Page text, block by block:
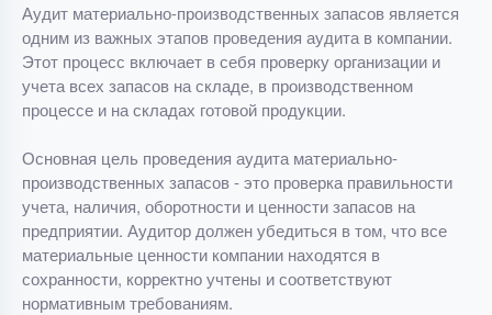
Аудит материально-производственных запасов является
одним из важных этапов проведения аудита в компании.
Этот процесс включает в себя проверку организации и
учета всех запасов на складе, в производственном
процессе и на складах готовой продукции.
Основная цель проведения аудита материально-
производственных запасов - это проверка правильности
учета, наличия, оборотности и ценности запасов на
предприятии. Аудитор должен убедиться в том, что все
материальные ценности компании находятся в
сохранности, корректно учтены и соответствуют
нормативным требованиям.